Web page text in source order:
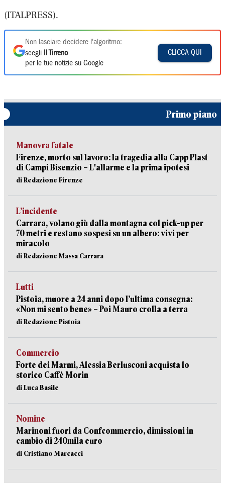
(ITALPRESS).
Non lasciare decidere l'algoritmo:
scegli
Il Tirreno
per le tue notizie su Google
CLICCA QUI
Primo piano
Manovra fatale
Firenze, morto sul lavoro: la tragedia alla Capp Plast
di Campi Bisenzio – L'allarme e la prima ipotesi
di Redazione Firenze
L’incidente
Carrara, volano giù dalla montagna col pick-up per
70 metri e restano sospesi su un albero: vivi per
miracolo
di Redazione Massa Carrara
Lutti
Pistoia, muore a 24 anni dopo l’ultima consegna:
«Non mi sento bene» – Poi Mauro crolla a terra
di Redazione Pistoia
Commercio
Forte dei Marmi, Alessia Berlusconi acquista lo
storico Caffè Morin
di Luca Basile
Nomine
Marinoni fuori da Confcommercio, dimissioni in
cambio di 240mila euro
di Cristiano Marcacci